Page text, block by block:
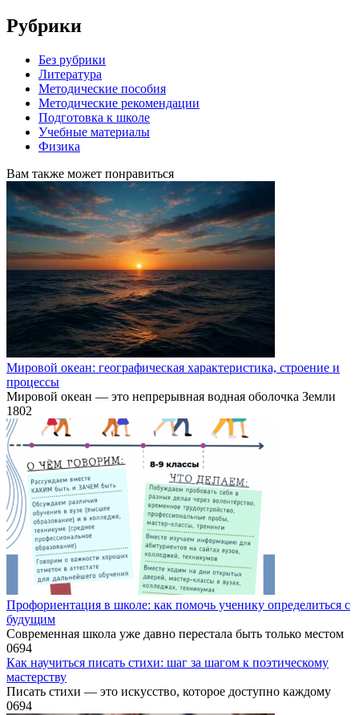
Рубрики
Без рубрики
Литература
Методические пособия
Методические рекомендации
Подготовка к школе
Учебные материалы
Физика
Вам также может понравиться
Мировой океан: географическая характеристика, строение и
процессы
Мировой океан — это непрерывная водная оболочка Земли
1802
Профориентация в школе: как помочь ученику определиться с
будущим
Современная школа уже давно перестала быть только местом
0694
Как научиться писать стихи: шаг за шагом к поэтическому
мастерству
Писать стихи — это искусство, которое доступно каждому
0694